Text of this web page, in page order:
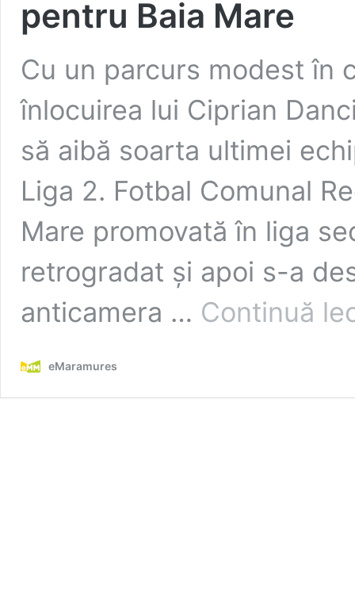
pentru Baia Mare
Cu un parcurs modest în
înlocuirea lui Ciprian
să aibă soarta ultimei
Liga 2. Fotbal Comunal
Mare promovată în liga
retrogradat și apoi s-a
anticamera … Continuă
eMaramures